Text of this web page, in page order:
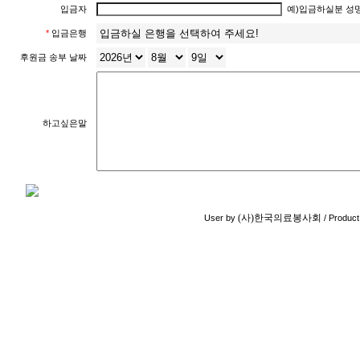
입금자 예)입금하실분 성
* 입금은행
후원금 송부 날짜
하고싶은말
User by (사)한국의료봉사회 / Product